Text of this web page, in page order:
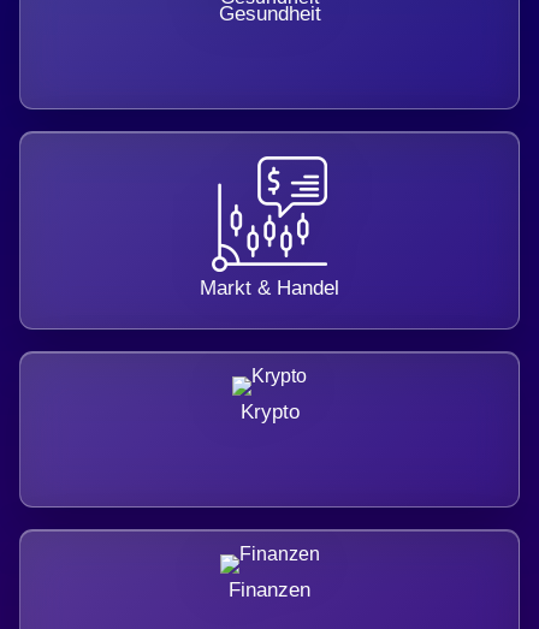
Gesundheit
Markt & Handel
Krypto
Finanzen